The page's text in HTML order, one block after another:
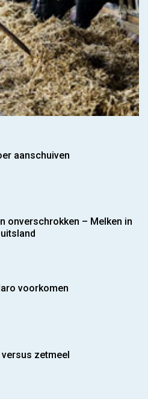
aanschuiven
onverschrokken – Melken in
voorkomen
zetmeel